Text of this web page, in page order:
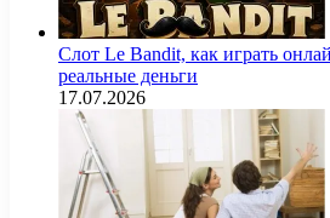
Слот Le Bandit, как играть
реальные деньги
17.07.2026